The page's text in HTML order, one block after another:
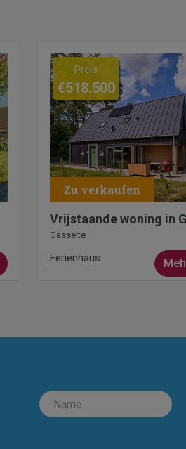
Preis
€518.500
Vrijstaande woning in
Gasselte
Ferienhaus